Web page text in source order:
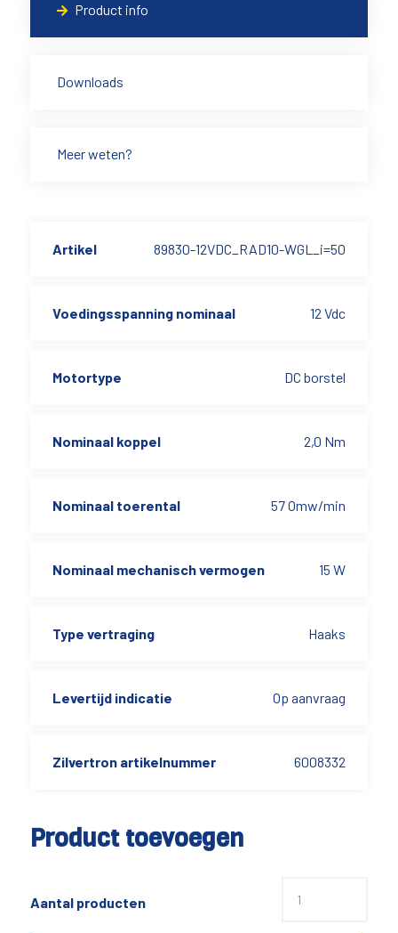
Product toevoegen
Aantal producten
Product info
Downloads
Meer weten?
Artikel 89830-12VDC_RAD10-WGL_i=50
Voedingsspanning nominaal 12 Vdc
Motortype DC borstel
Nominaal koppel 2,0 Nm
Nominaal toerental 57 Omw/min
Nominaal mechanisch vermogen 15 W
Type vertraging Haaks
Levertijd indicatie Op aanvraag
Zilvertron artikelnummer 6008332